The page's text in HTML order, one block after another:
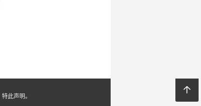
此声明。